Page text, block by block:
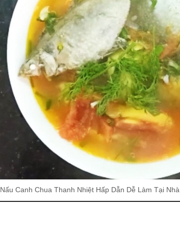
Canh Chua Thanh Nhiệt Hấp Dẫn Dễ Làm Tại Nhà